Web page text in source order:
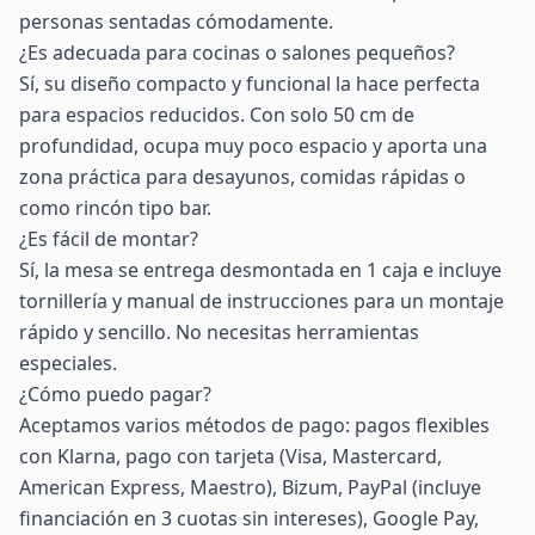
personas sentadas cómodamente.
¿Es adecuada para cocinas o salones pequeños?
Sí, su diseño compacto y funcional la hace perfecta
para espacios reducidos. Con solo 50 cm de
profundidad, ocupa muy poco espacio y aporta una
zona práctica para desayunos, comidas rápidas o
como rincón tipo bar.
¿Es fácil de montar?
Sí, la mesa se entrega desmontada en 1 caja e incluye
tornillería y manual de instrucciones para un montaje
rápido y sencillo. No necesitas herramientas
especiales.
¿Cómo puedo pagar?
Aceptamos varios métodos de pago: pagos flexibles
con Klarna, pago con tarjeta (Visa, Mastercard,
American Express, Maestro), Bizum, PayPal (incluye
financiación en 3 cuotas sin intereses), Google Pay,